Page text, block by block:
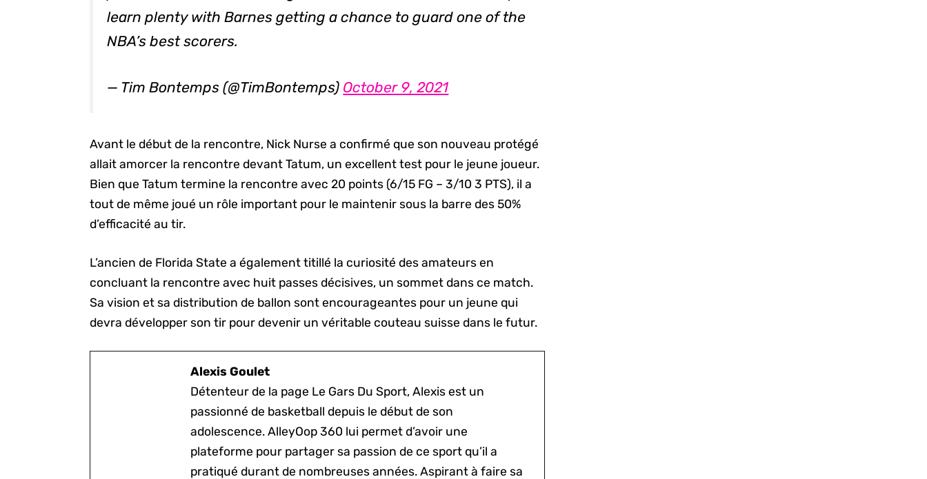
learn plenty with Barnes getting a chance to guard one of the
NBA’s best scorers.
— Tim Bontemps (@TimBontemps) October 9, 2021
Avant le début de la rencontre, Nick Nurse a confirmé que son nouveau protégé
allait amorcer la rencontre devant Tatum, un excellent test pour le jeune joueur.
Bien que Tatum termine la rencontre avec 20 points (6/15 FG – 3/10 3 PTS), il a
tout de même joué un rôle important pour le maintenir sous la barre des 50%
d’efficacité au tir.
L’ancien de Florida State a également titillé la curiosité des amateurs en
concluant la rencontre avec huit passes décisives, un sommet dans ce match.
Sa vision et sa distribution de ballon sont encourageantes pour un jeune qui
devra développer son tir pour devenir un véritable couteau suisse dans le futur.
Alexis Goulet
Détenteur de la page Le Gars Du Sport, Alexis est un
passionné de basketball depuis le début de son
adolescence. AlleyOop 360 lui permet d’avoir une
plateforme pour partager sa passion de ce sport qu’il a
pratiqué durant de nombreuses années. Aspirant à faire sa